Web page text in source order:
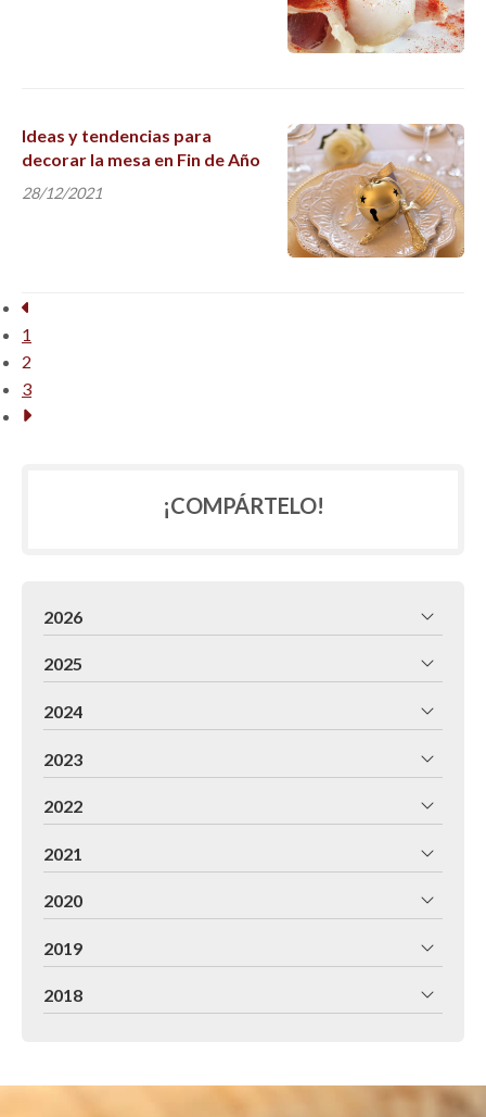
Ideas y tendencias para
decorar la mesa en Fin de Año
28/12/2021
1
2
3
¡COMPÁRTELO!
2026
2025
2024
2023
2022
2021
2020
2019
2018